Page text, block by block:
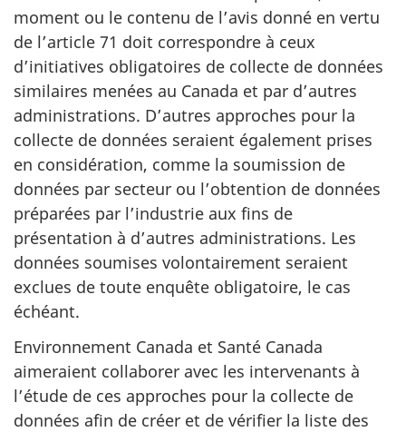
moment ou le contenu de l’avis donné en vertu
de l’article 71 doit correspondre à ceux
d’initiatives obligatoires de collecte de données
similaires menées au Canada et par d’autres
administrations. D’autres approches pour la
collecte de données seraient également prises
en considération, comme la soumission de
données par secteur ou l’obtention de données
préparées par l’industrie aux fins de
présentation à d’autres administrations. Les
données soumises volontairement seraient
exclues de toute enquête obligatoire, le cas
échéant.
Environnement Canada et Santé Canada
aimeraient collaborer avec les intervenants à
l’étude de ces approches pour la collecte de
données afin de créer et de vérifier la liste des